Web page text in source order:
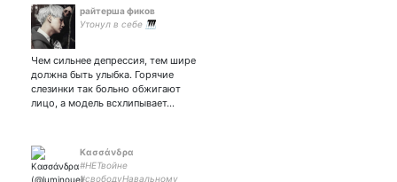
райтерша фиков
Утонул в себе 🎹
Чем сильнее депрессия, тем шире
должна быть улыбка. Горячие
слезинки так больно обжигают
лицо, а модель всхлипывает…
Κασσάνδρα
#НЕТвойне
#свободуНавальному